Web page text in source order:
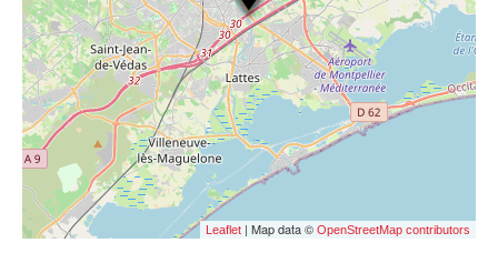
Leaflet | Map data © OpenStreetMap contributors